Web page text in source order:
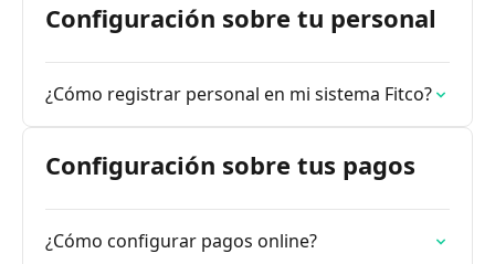
Configuración sobre tu personal
¿Cómo registrar personal en mi sistema Fitco?
Configuración sobre tus pagos
¿Cómo configurar pagos online?